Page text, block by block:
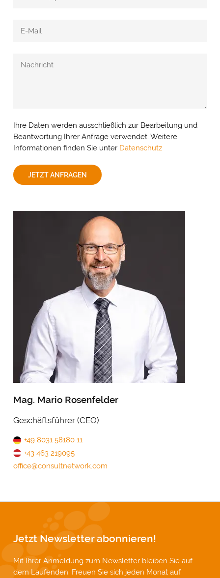
Ihre Daten werden ausschließlich zur Bearbeitung und
Beantwortung Ihrer Anfrage verwendet. Weitere
Informationen finden Sie unter Datenschutz
JETZT ANFRAGEN
Mag. Mario Rosenfelder
Geschäftsführer (CEO)
+49 8031 58180 11
+43 463 219095
office@consultnetwork.com
Jetzt Newsletter abonnieren!
Mit Ihrer Anmeldung zum Newsletter bleiben Sie auf
dem Laufenden: Freuen Sie sich jeden Monat auf